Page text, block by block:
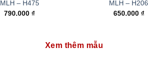
MLH – H475
790.000₫
MLH – H206
650.000 ₫
Xem thêm mẫu